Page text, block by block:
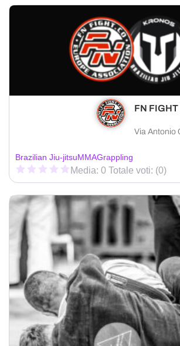
Brazilian Jiu-jitsuMMAGrappling
Media: 0 Totale voti: (0)